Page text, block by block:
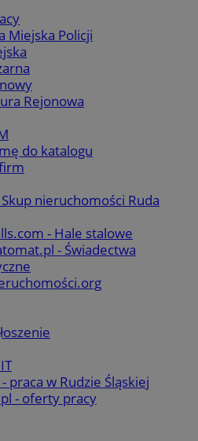
Miejska Policji
Rejonowa
do katalogu
nieruchomości Ruda
- Hale stalowe
- Świadectwa
praca w Rudzie Śląskiej
- oferty pracy